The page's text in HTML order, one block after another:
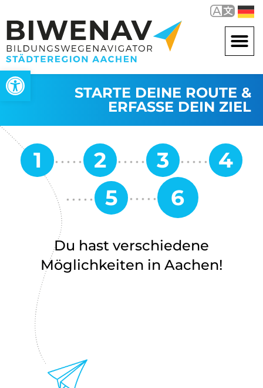
Werkzeugleiste öffnen
STARTE DEINE ROUTE &
ERFASSE DEIN ZIEL
Du hast verschiedene
Möglichkeiten in Aachen!